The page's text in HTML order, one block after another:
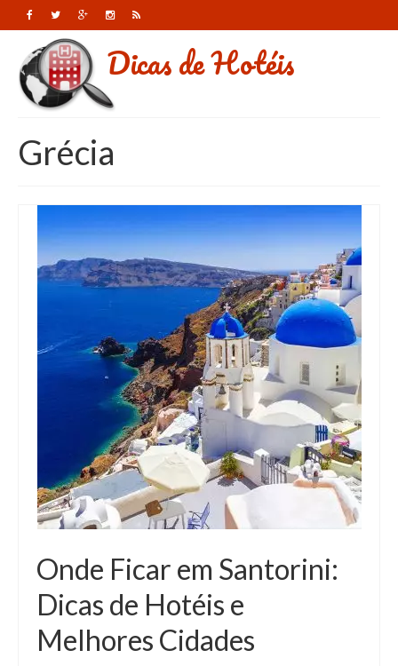
Dicas de Hotéis
Grécia
Onde Ficar em Santorini:
Dicas de Hotéis e
Melhores Cidades